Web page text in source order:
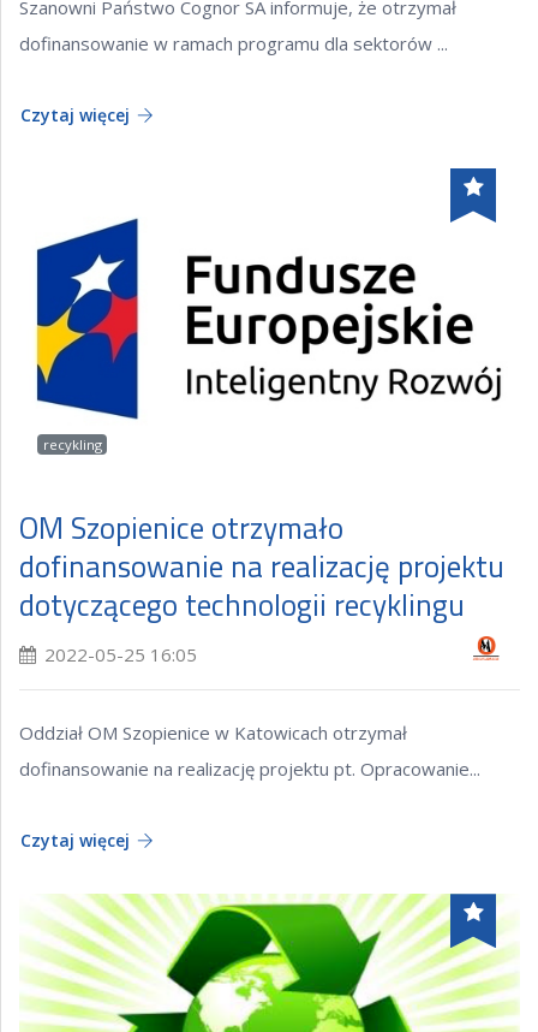
Szanowni Państwo Cognor SA informuje, że otrzymał
dofinansowanie w ramach programu dla sektorów ...
Czytaj więcej
recykling
OM Szopienice otrzymało
dofinansowanie na realizację projektu
dotyczącego technologii recyklingu
2022-05-25 16:05
Oddział OM Szopienice w Katowicach otrzymał
dofinansowanie na realizację projektu pt. Opracowanie...
Czytaj więcej